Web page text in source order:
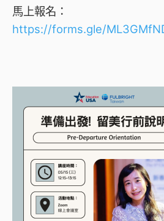
馬上報名：
https://forms.gle/